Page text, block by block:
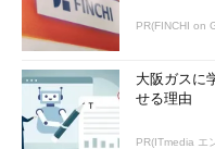
PR(FINCHI on
大阪ガスに
せる理由
PR(ITmedia エ